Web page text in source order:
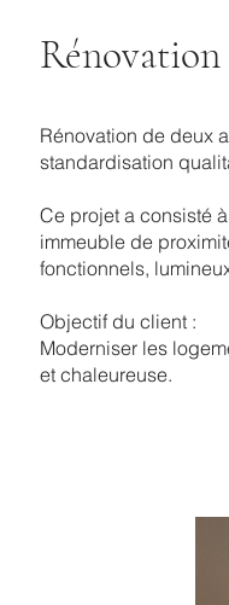
Rénovation de deux
standardisation
Ce projet a consisté
immeuble de
fonctionnels,
Objectif du client :
Moderniser les
et chaleureuse.